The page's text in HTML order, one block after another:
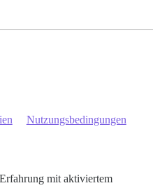
Nutzungsbedingungen
mit aktiviertem